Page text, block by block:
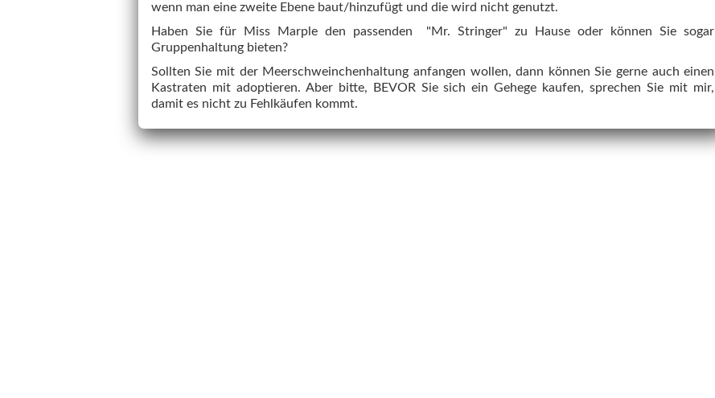
wenn man eine zweite Ebene baut/hinzufügt und die wird nicht genutzt.
Haben Sie für Miss Marple den passenden "Mr. Stringer" zu Hause oder können Sie sogar
Gruppenhaltung bieten?
Sollten Sie mit der Meerschweinchenhaltung anfangen wollen, dann können Sie gerne auch einen
Kastraten mit adoptieren. Aber bitte, BEVOR Sie sich ein Gehege kaufen, sprechen Sie mit mir,
damit es nicht zu Fehlkäufen kommt.